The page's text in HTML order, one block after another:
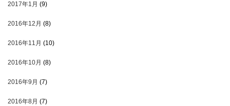
2017年1月 (9)
2016年12月 (8)
2016年11月 (10)
2016年10月 (8)
2016年9月 (7)
2016年8月 (7)